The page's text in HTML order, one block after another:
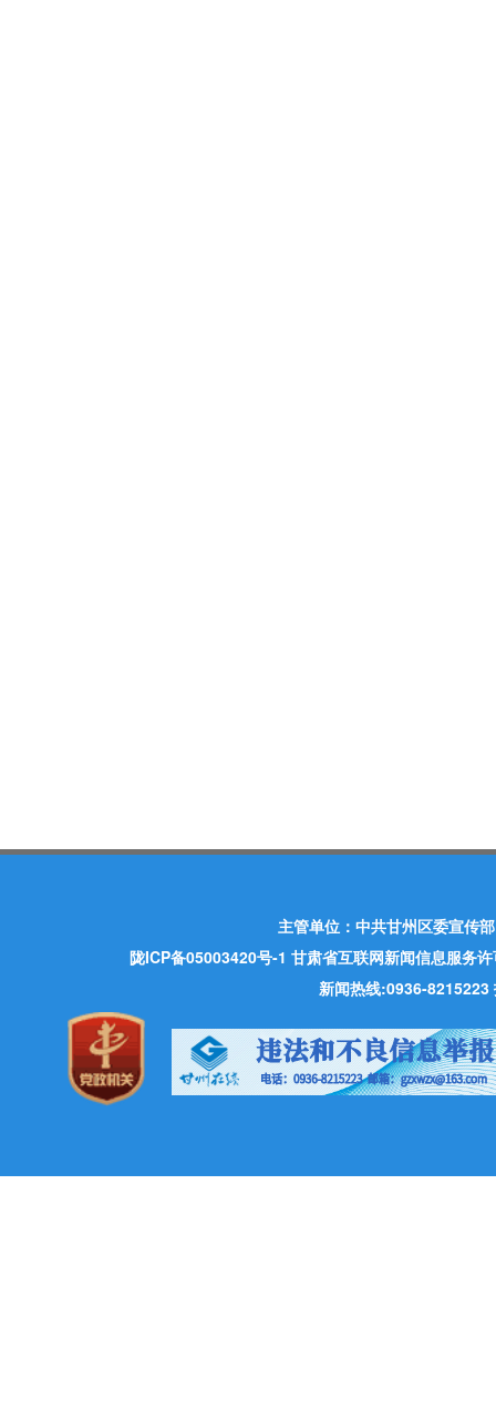
主管单位：中共甘州区委宣传
陇ICP备05003420号-1 甘肃省互联网新闻信息服务
新闻热线:0936-8215223